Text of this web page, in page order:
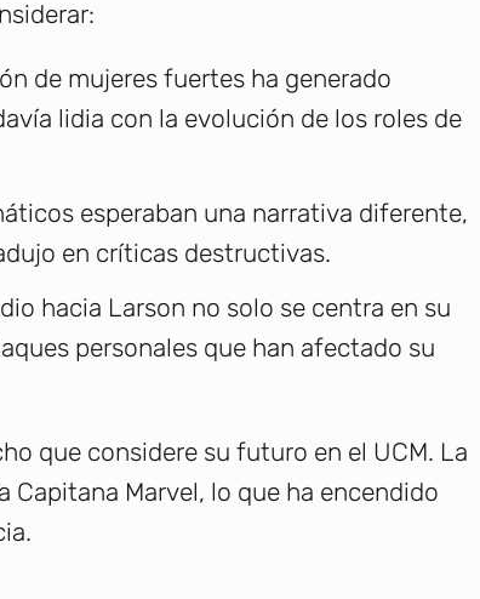
de mujeres fuertes ha generado
lidia con la evolución de los roles de
esperaban una narrativa diferente,
en críticas destructivas.
hacia Larson no solo se centra en su
personales que han afectado su
que considere su futuro en el UCM. La
Capitana Marvel, lo que ha encendido